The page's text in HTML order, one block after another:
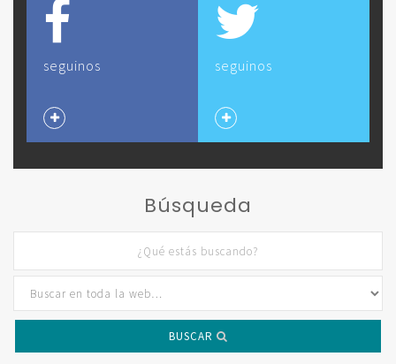
seguinos seguinos
Búsqueda
BUSCAR